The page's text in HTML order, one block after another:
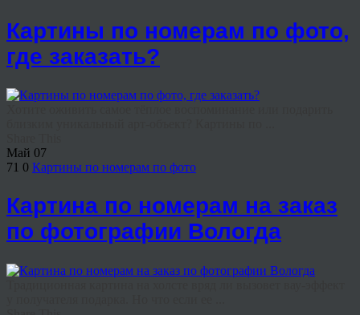
Картины по номерам по фото,
где заказать?
Май 07
71 0 Картины по номерам по фото
Картина по номерам на заказ
по фотографии Вологда